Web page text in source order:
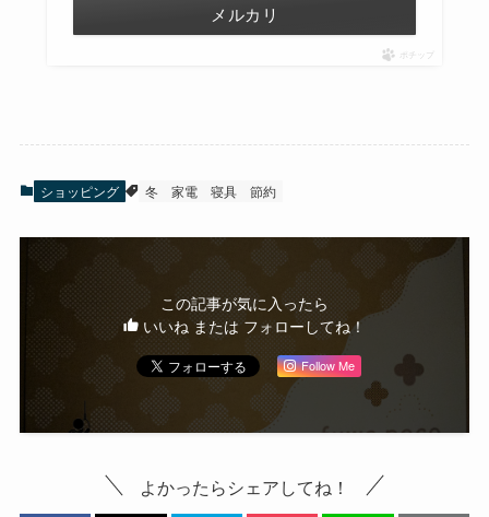
メルカリ
ポチップ
ショッピング 冬 家電 寝具 節約
この記事が気に入ったら
いいね または フォローしてね！
Follow Me
よかったらシェアしてね！